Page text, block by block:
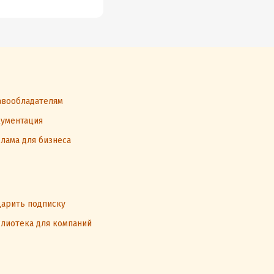
для бизнеса
подписку
для компаний